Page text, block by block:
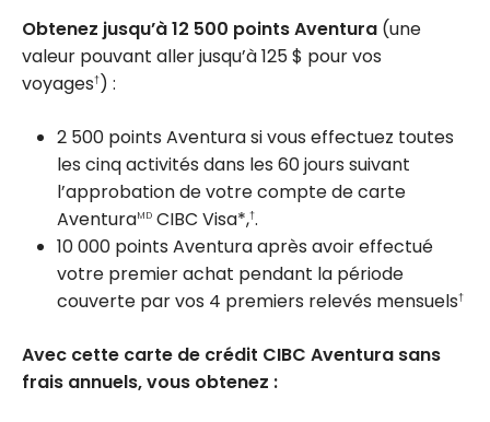
Obtenez jusqu’à 12 500 points Aventura (une
valeur pouvant aller jusqu’à125 $ pour vos
voyages†) :
2 500 points Aventura si vous effectuez toutes
les cinq activités dans les 60 jours suivant
l’approbation de votre compte de carte
AventuraMD CIBC Visa*,†.
10 000 points Aventura après avoir effectué
votre premier achat pendant la période
couverte par vos 4 premiers relevés mensuels†
Avec cette carte de crédit CIBC Aventura sans
frais annuels, vous obtenez :